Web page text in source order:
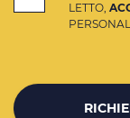
LETTO,